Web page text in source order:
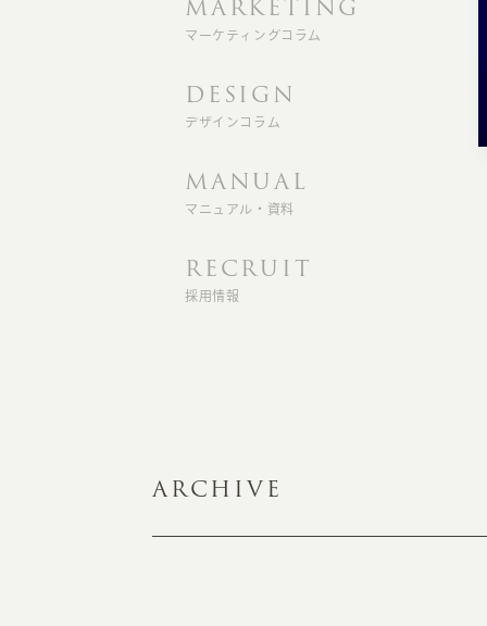
MARKETING
マーケティングコラム
DESIGN
デザインコラム
MANUAL
マニュアル・資料
RECRUIT
採用情報
ARCHIVE